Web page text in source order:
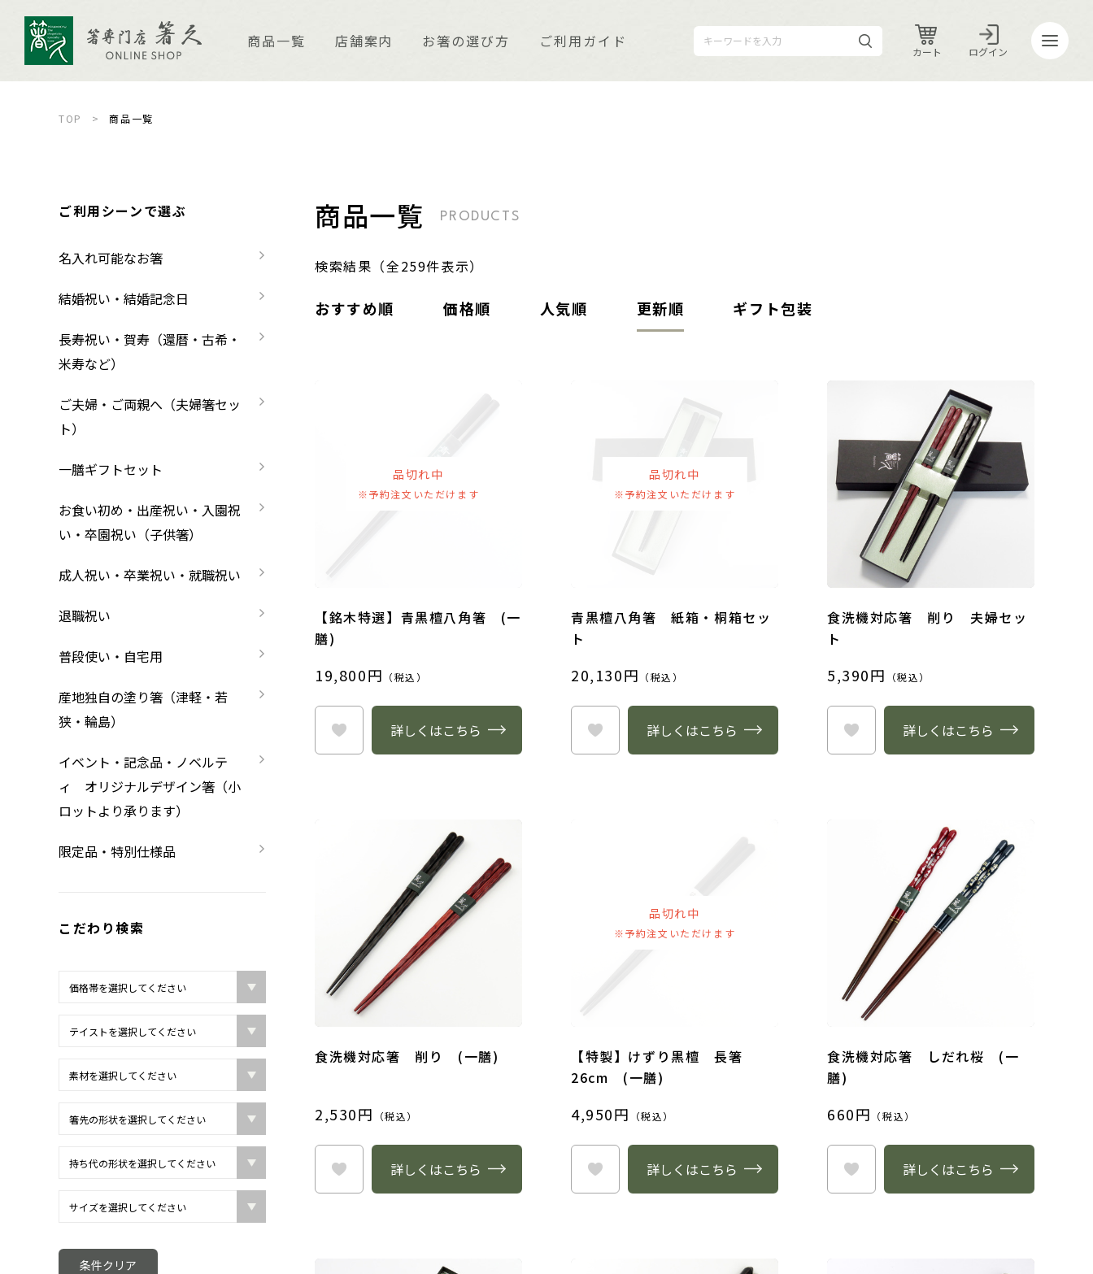
商品一覧 店舗案内 お箸の選び方 ご利用ガイド
カート ログイン
箸久について
品質保証とメンテナンス
商品一覧
名入れ可能なお箸
結婚祝い・結婚記念日
ご夫婦・ご両親へ（夫婦箸）
お食い初め・出産祝い・入園祝い・卒園祝い（子供箸）
成人祝い・卒業祝い・就職祝い
退職祝い
産地独自の塗り箸（津軽・若狭・輪島）
イベント・記念品・ノベルティオリジナルデザイン箸（小ロット
より承ります）
限定品・特別仕様品
商品ピックアップ＆トピックス
お箸の魅力
名入れ箸のご紹介
TOP 商品一覧
ご利用シーンで選ぶ
名入れ可能なお箸
結婚祝い・結婚記念日
長寿祝い・賀寿（還暦・古希・
米寿など）
ご夫婦・ご両親へ（夫婦箸セッ
ト）
一膳ギフトセット
お食い初め・出産祝い・入園祝
い・卒園祝い（子供箸）
成人祝い・卒業祝い・就職祝い
退職祝い
普段使い・自宅用
産地独自の塗り箸（津軽・若
狭・輪島）
イベント・記念品・ノベルテ
ィ オリジナルデザイン箸（小
ロットより承ります）
限定品・特別仕様品
こだわり検索
条件クリア
商品一覧 PRODUCTS
検索結果（全259件表示）
おすすめ順 価格順 人気順 更新順 ギフト包装
品切れ中
※予約注文いただけます
【銘木特選】青黒檀八角箸 (一
膳)
19,800円 （税込）
詳しくはこちら
品切れ中
※予約注文いただけます
青黒檀八角箸 紙箱・桐箱セッ
ト
20,130円 （税込）
詳しくはこちら
食洗機対応箸 削り 夫婦セッ
ト
5,390円 （税込）
詳しくはこちら
食洗機対応箸 削り (一膳)
2,530円 （税込）
詳しくはこちら
品切れ中
※予約注文いただけます
【特製】けずり黒檀 長箸
26cm (一膳)
4,950円 （税込）
詳しくはこちら
食洗機対応箸 しだれ桜 (一
膳)
660円 （税込）
詳しくはこちら